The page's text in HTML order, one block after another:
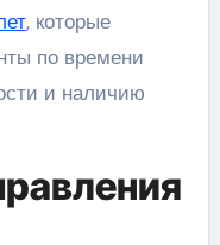
, которые
по времени
и наличию